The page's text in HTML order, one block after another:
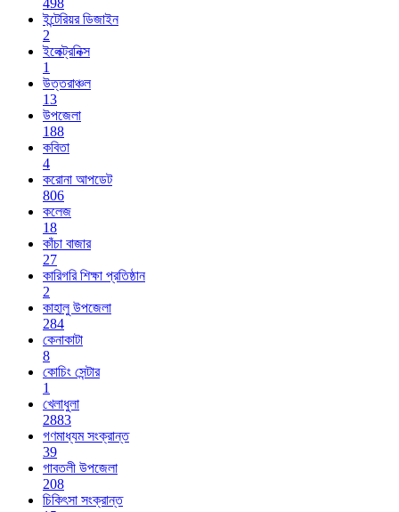
ইন্টেরিয়র ডিজাইন
2
ইলেক্ট্রনিক্স
1
উত্তরাঞ্চল
13
উপজেলা
188
কবিতা
4
করোনা আপডেট
806
কলেজ
18
কাঁচা বাজার
27
কারিগরি শিক্ষা প্রতিষ্ঠান
2
কাহালু উপজেলা
284
কেনাকাটা
8
কোচিং সেন্টার
1
খেলাধুলা
2883
গণমাধ্যম সংক্রান্ত
39
গাবতলী উপজেলা
208
চিকিৎসা সংক্রান্ত